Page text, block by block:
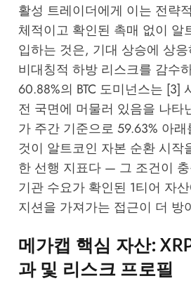
활성 트레이더에게 이는 전략
체적이고 확인된 촉매 없이 알
입하는 것은, 기대 상승에 상
비대칭적 하방 리스크를 감수
60.88%의 BTC 도미넌스는 [3]
전 국면에 머물러 있음을 나타
가 주간 기준으로 59.63% 아
것이 알트코인 자본 순환 시작
한 선행 지표다 — 그 조건이
기관 수요가 확인된 1티어 자
지션을 가져가는 접근이 더 방
메가캡 핵심 자산:
과 및 리스크 프로필